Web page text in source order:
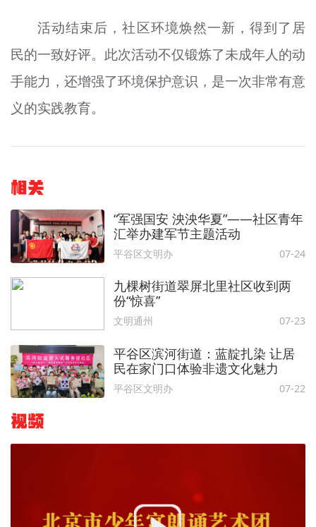
活动结束后，社区环境焕然一新，得到了居
民的一致好评。此次活动不仅锻炼了未成年人的动
手能力，还增强了环境保护意识，是一次非常有意
义的实践教育。
相关
“军强国安 泱泱华夏”——社区青年
汇举办建军节主题活动
平谷区文明办 07-24
九棵树街道翠屏北里社区收到两
份“惊喜”
文明通州 07-23
平谷区滨河街道：蓝靛扎染 让居
民在家门口体验非遗文化魅力
平谷区文明办 07-22
视频